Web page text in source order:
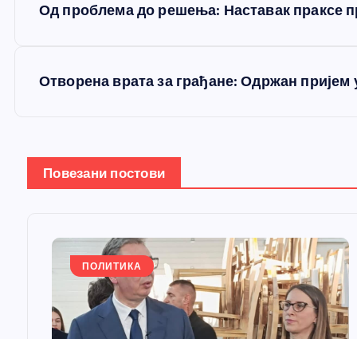
Од проблема до решења: Наставак праксе
Отворена врата за грађане: Одржан
Повезани постови
ПОЛИТИКА